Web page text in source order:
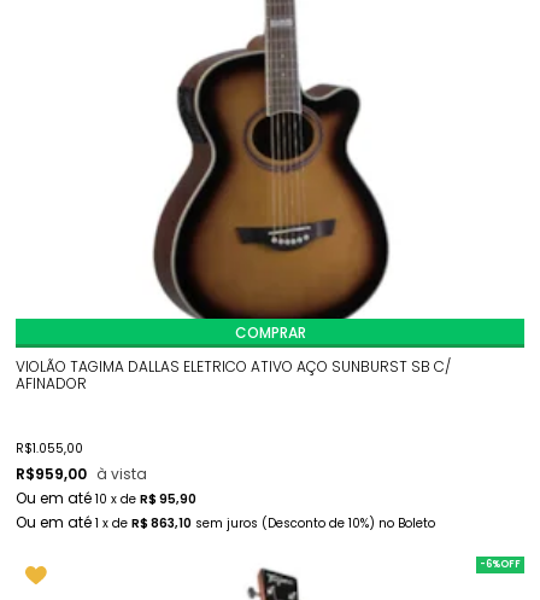
VIOLÃO TAGIMA DALLAS ELETRICO ATIVO AÇO SUNBURST SB C/
AFINADOR
R$1.055,00
R$959,00 à vista
10 x de R$ 95,90
1 x de R$ 863,10 sem juros (Desconto de 10%) no Boleto
COMPRAR
-6%